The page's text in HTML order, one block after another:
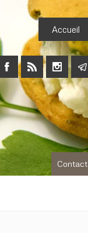
Accueil
Contact